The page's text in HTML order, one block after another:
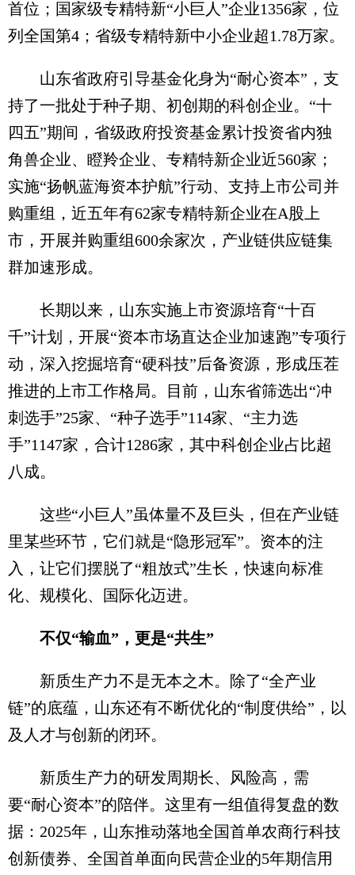
首位；国家级专精特新“小巨人”企业1356家，位
列全国第4；省级专精特新中小企业超1.78万家。
山东省政府引导基金化身为“耐心资本”，支
持了一批处于种子期、初创期的科创企业。“十
四五”期间，省级政府投资基金累计投资省内独
角兽企业、瞪羚企业、专精特新企业近560家；
实施“扬帆蓝海资本护航”行动、支持上市公司并
购重组，近五年有62家专精特新企业在A股上
市，开展并购重组600余家次，产业链供应链集
群加速形成。
长期以来，山东实施上市资源培育“十百
千”计划，开展“资本市场直达企业加速跑”专项行
动，深入挖掘培育“硬科技”后备资源，形成压茬
推进的上市工作格局。目前，山东省筛选出“冲
刺选手”25家、“种子选手”114家、“主力选
手”1147家，合计1286家，其中科创企业占比超
八成。
这些“小巨人”虽体量不及巨头，但在产业链
里某些环节，它们就是“隐形冠军”。资本的注
入，让它们摆脱了“粗放式”生长，快速向标准
化、规模化、国际化迈进。
不仅“输血”，更是“共生”
新质生产力不是无本之木。除了“全产业
链”的底蕴，山东还有不断优化的“制度供给”，以
及人才与创新的闭环。
新质生产力的研发周期长、风险高，需
要“耐心资本”的陪伴。这里有一组值得复盘的数
据：2025年，山东推动落地全国首单农商行科技
创新债券、全国首单面向民营企业的5年期信用